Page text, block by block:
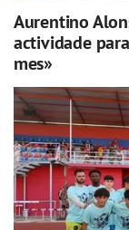
Aurentino
actividade
mes»